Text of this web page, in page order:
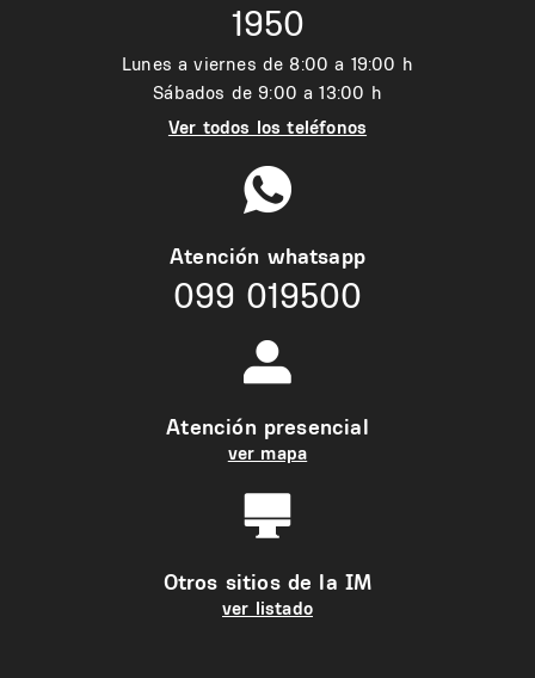
1950
Lunes a viernes de 8:00 a 19:00 h
Sábados de 9:00 a 13:00 h
Ver todos los teléfonos
Atención whatsapp
099 019500
Atención presencial
ver mapa
Otros sitios de la IM
ver listado